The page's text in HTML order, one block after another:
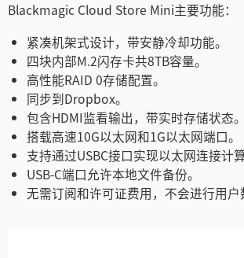
Blackmagic Cloud Store Mini主要功能：
紧凑机架式设计，带安静冷却功能。
四块内部M.2闪存卡共8TB容量。
高性能RAID 0存储配置。
同步到Dropbox。
包含HDMI监看输出，带实时存储状态。
搭载高速10G以太网和1G以太网端口。
支持通过USBC接口实现以太网连接计算
USB-C端口允许本地文件备份。
无需订阅和许可证费用，不会进行用户